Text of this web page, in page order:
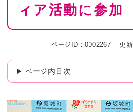
ィア活動に参加
ページID：0002267 更
ページ内目次